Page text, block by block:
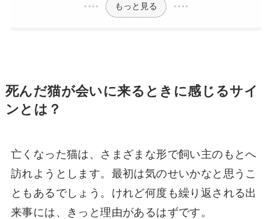
もっと見る
死んだ猫が会いに来るときに感じるサイ
ンとは？
亡くなった猫は、さまざまな形で飼い主のもとへ
訪れようとします。最初は気のせいかなと思うこ
ともあるでしょう。けれど何度も繰り返される出
来事には、きっと理由があるはずです。